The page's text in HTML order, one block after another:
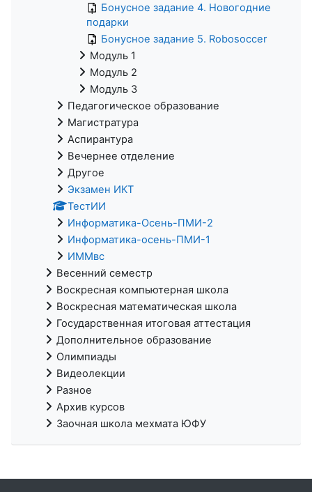
Бонусное задание 4. Новогодние
подарки
Бонусное задание 5. Robosoccer
Модуль 1
Модуль 2
Модуль 3
Педагогическое образование
Магистратура
Аспирантура
Вечернее отделение
Другое
Экзамен ИКТ
ТестИИ
Информатика-Осень-ПМИ-2
Информатика-осень-ПМИ-1
ИММвс
Весенний семестр
Воскресная компьютерная школа
Воскресная математическая школа
Государственная итоговая аттестация
Дополнительное образование
Олимпиады
Видеолекции
Разное
Архив курсов
Заочная школа мехмата ЮФУ